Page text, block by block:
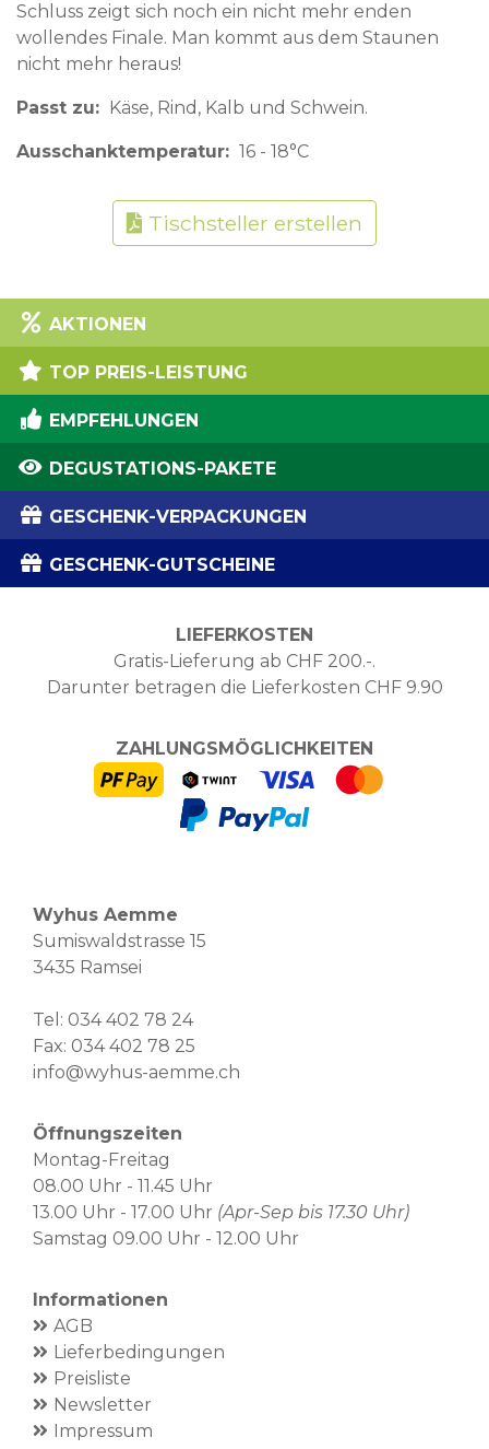
Schluss zeigt sich noch ein nicht mehr enden
wollendes Finale. Man kommt aus dem Staunen
nicht mehr heraus!
Passt zu Käse, Rind, Kalb und Schwein.
Ausschanktemperatur 16 - 18°C
Tischsteller erstellen
AKTIONEN
TOP PREIS-LEISTUNG
EMPFEHLUNGEN
DEGUSTATIONS-PAKETE
GESCHENK-VERPACKUNGEN
GESCHENK-GUTSCHEINE
LIEFERKOSTEN
Gratis-Lieferung ab CHF 200.-.
Darunter betragen die Lieferkosten CHF 9.90
ZAHLUNGSMÖGLICHKEITEN
Wyhus Aemme
Sumiswaldstrasse 15
3435 Ramsei
Tel: 034 402 78 24
Fax: 034 402 78 25
info@wyhus-aemme.ch
Öffnungszeiten
Montag-Freitag
08.00 Uhr - 11.45 Uhr
13.00 Uhr - 17.00 Uhr (Apr-Sep bis 17.30 Uhr)
Samstag 09.00 Uhr - 12.00 Uhr
Informationen
AGB
Lieferbedingungen
Preisliste
Newsletter
Impressum